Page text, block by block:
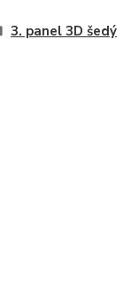
3. panel 3D šedý